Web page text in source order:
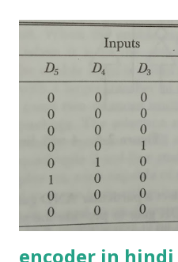
combinations और semi-
X और Y इनपुट को दर्शाते हैं और C और
More details click her Full-
बाइनरी बिट्स को जोड़ने के लिए एक
और CARRY हैं। निम्नलिखित सत्य
CARRY और SUM हैं। More
in hi...
encoder in hindi